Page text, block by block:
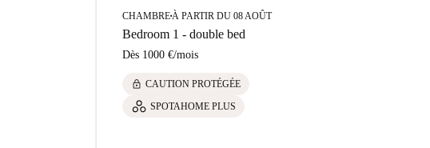
CHAMBRE■À PARTIR DU 08 AOÛT
Bedroom 1 - double bed
Dès 1000 €/mois
lock CAUTION PROTÉGÉE
SPOTAHOME PLUS